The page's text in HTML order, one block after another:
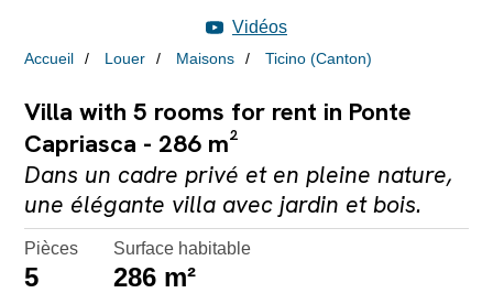
Accueil Louer Maisons Ticino (Canton)
Vidéos
Villa with 5 rooms for rent in Ponte
Capriasca - 286 m²
Dans un cadre privé et en pleine nature,
une élégante villa avec jardin et bois.
Pièces
5
Surface habitable
286 m²